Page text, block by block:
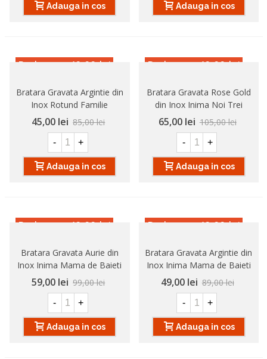
Adauga in cos Adauga in cos
Reducere-40,00 lei
Bratara Gravata Argintie din
Inox Rotund Familie
45,00 lei 85,00 lei
- +
Adauga in cos
Reducere-40,00 lei
Bratara Gravata Rose Gold
din Inox Inima Noi Trei
65,00 lei 105,00 lei
- +
Adauga in cos
Reducere-40,00 lei
Bratara Gravata Aurie din
Inox Inima Mama de Baieti
59,00 lei 99,00 lei
- +
Adauga in cos
Reducere-40,00 lei
Bratara Gravata Argintie din
Inox Inima Mama de Baieti
49,00 lei 89,00 lei
- +
Adauga in cos